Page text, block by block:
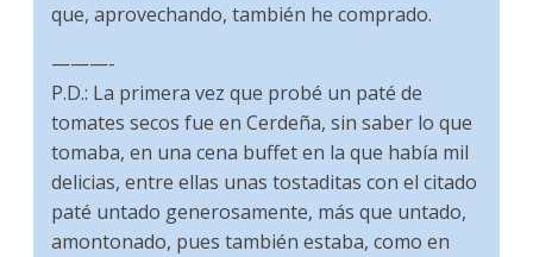
que, aprovechando, también he comprado.
———-
P.D.: La primera vez que probé un paté de
tomates secos fue en Cerdeña, sin saber lo que
tomaba, en una cena buffet en la que había mil
delicias, entre ellas unas tostaditas con el citado
paté untado generosamente, más que untado,
amontonado, pues también estaba, como en